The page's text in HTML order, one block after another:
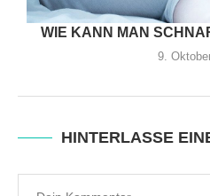
WIE KANN MAN
9.
HINTERLASSE